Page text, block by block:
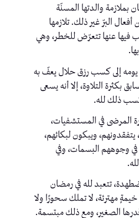
بملازمة والدتها المسنّة
البرّ غير ذلك. تلازمها
فيها عنها تتعرّض للخطر، وهي
يومه إلى كسب رزق حلال يعفّ به
بكثرة التلاوة، إلا أنه يسعى
ذلك لله.
المرضى في المستشفيات،
يتفقدونهم، ويبكون لبكائهم،
في وجوههم البسمات، وفي
تتعبد لله في رمضان
مهترئة، لا تملك سحورًا ولا
الصغير، ومع ذلك مبتسمة.